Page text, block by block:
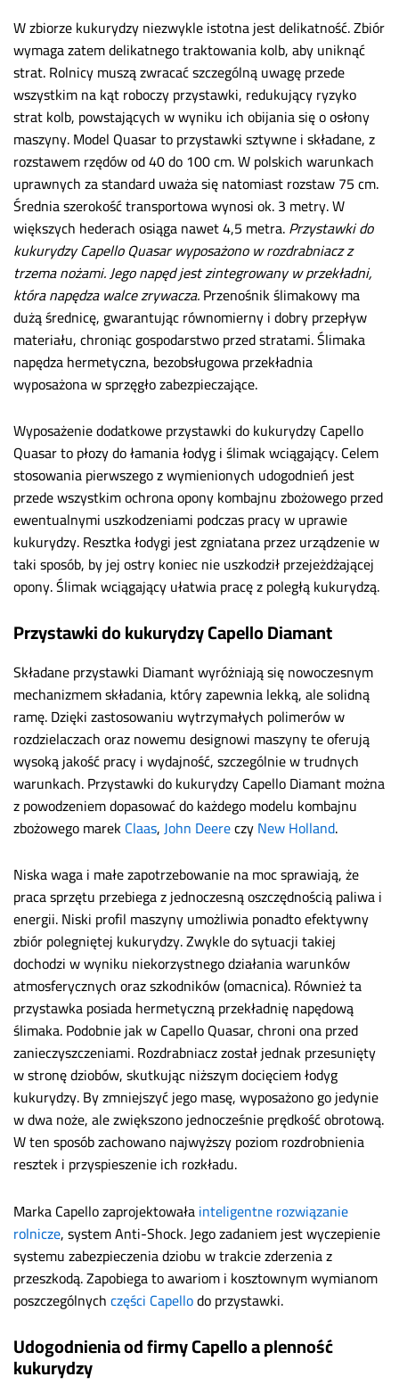
W zbiorze kukurydzy niezwykle istotna jest delikatność. Zbiór
wymaga zatem delikatnego traktowania kolb, aby uniknąć
strat. Rolnicy muszą zwracać szczególną uwagę przede
wszystkim na kąt roboczy przystawki, redukujący ryzyko
strat kolb, powstających w wyniku ich obijania się o osłony
maszyny. Model Quasar to przystawki sztywne i składane, z
rozstawem rzędów od 40 do 100 cm. W polskich warunkach
uprawnych za standard uważa się natomiast rozstaw 75 cm.
Średnia szerokość transportowa wynosi ok. 3 metry. W
większych hederach osiąga nawet 4,5 metra.Przystawki do
kukurydzy Capello Quasar wyposażono w rozdrabniacz z
trzema nożami. Jego napęd jest zintegrowany w przekładni,
która napędza walce zrywacza.Przenośnik ślimakowy ma
dużą średnicę, gwarantując równomierny i dobry przepływ
materiału, chroniąc gospodarstwo przed stratami. Ślimaka
napędza hermetyczna, bezobsługowa przekładnia
wyposażona w sprzęgło zabezpieczające.
Wyposażenie dodatkowe przystawki do kukurydzy Capello
Quasar to płozy do łamania łodyg i ślimak wciągający. Celem
stosowania pierwszego z wymienionych udogodnień jest
przede wszystkim ochrona opony kombajnu zbożowego przed
ewentualnymi uszkodzeniami podczas pracy w uprawie
kukurydzy. Resztka łodygi jest zgniatana przez urządzenie w
taki sposób, by jej ostry koniec nie uszkodził przejeżdżającej
opony. Ślimak wciągający ułatwia pracę z poległą kukurydzą.
Przystawki do kukurydzy Capello Diamant
Składane przystawki Diamant wyróżniają się nowoczesnym
mechanizmem składania, który zapewnia lekką, ale solidną
ramę.Dzięki zastosowaniu wytrzymałych polimerów w
rozdzielaczach oraz nowemu designowi maszyny te oferują
wysoką jakość pracy i wydajność, szczególnie w trudnych
warunkach.Przystawki do kukurydzy Capello Diamant można
z powodzeniem dopasować do każdego modelu kombajnu
zbożowego marekClaas,John DeereczyNew Holland.
Niska waga i małe zapotrzebowanie na moc sprawiają, że
praca sprzętu przebiega z jednoczesną oszczędnością paliwa i
energii. Niski profil maszyny umożliwia ponadto efektywny
zbiór polegniętej kukurydzy. Zwykle do sytuacji takiej
dochodzi w wyniku niekorzystnego działania warunków
atmosferycznych oraz szkodników (omacnica). Również ta
przystawka posiada hermetyczną przekładnię napędową
ślimaka. Podobnie jak w Capello Quasar, chroni ona przed
zanieczyszczeniami. Rozdrabniacz został jednak przesunięty
w stronę dziobów, skutkując niższym docięciem łodyg
kukurydzy. By zmniejszyć jego masę, wyposażono go jedynie
w dwa noże, ale zwiększono jednocześnie prędkość obrotową.
W ten sposób zachowano najwyższy poziom rozdrobnienia
resztek i przyspieszenie ich rozkładu.
Marka Capello zaprojektowałainteligentne rozwiązanie
rolnicze, system Anti-Shock. Jego zadaniem jest wyczepienie
systemu zabezpieczenia dziobu w trakcie zderzenia z
przeszkodą. Zapobiega to awariom i kosztownym wymianom
poszczególnychczęści Capellodo przystawki.
Udogodnienia od firmy Capello a plenność
kukurydzy